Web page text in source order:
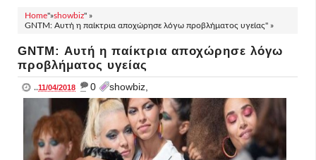
Home"»showbiz" »
GNTM: Αυτή η παίκτρια αποχώρησε λόγω προβλήματος υγείας" »
GNTM: Αυτή η παίκτρια αποχώρησε λόγω
προβλήματος υγείας
..11/04/2018 _ 0 showbiz,